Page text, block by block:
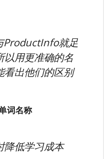
ProductInfo就足
以用更准确的名
看出他们的区别
词名称
降低学习成本